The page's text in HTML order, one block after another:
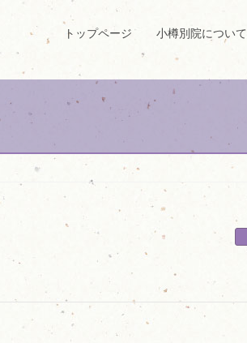
トップページ 小樽別院について